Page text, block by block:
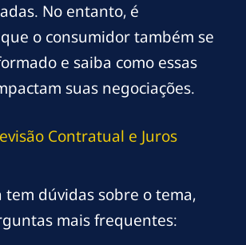
No entanto, é
o consumidor também se
e saiba como essas
suas negociações.
Contratual e Juros
tem dúvidas sobre o tema,
mais frequentes: